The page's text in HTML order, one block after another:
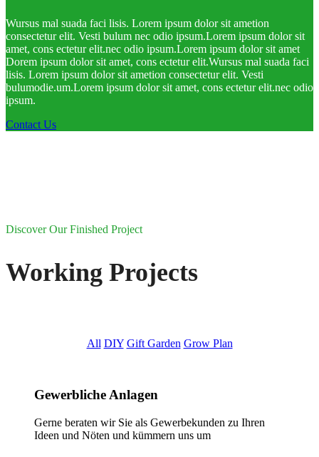
Wursus mal suada faci lisis. Lorem ipsum dolor sit ametion
consectetur elit. Vesti bulum nec odio ipsum.Lorem ipsum dolor sit
amet, cons ectetur elit.nec odio ipsum.Lorem ipsum dolor sit amet
Dorem ipsum dolor sit amet, cons ectetur elit.Wursus mal suada faci
lisis. Lorem ipsum dolor sit ametion consectetur elit. Vesti
bulumodie.um.Lorem ipsum dolor sit amet, cons ectetur elit.nec odio
ipsum.
Contact Us
Discover Our Finished Project
Working Projects
All DIY Gift Garden Grow Plan
Gewerbliche Anlagen
Gerne beraten wir Sie als Gewerbekunden zu Ihren
Ideen und Nöten und kümmern uns um